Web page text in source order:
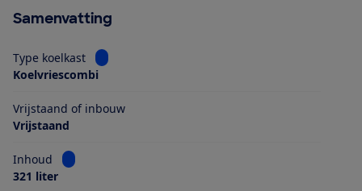
Samenvatting
Type koelkast
Bekijk informatie voor Type koelkast
Koelvriescombi
Vrijstaand of inbouw
Vrijstaand
Inhoud
Bekijk informatie voor Inhoud
321 liter